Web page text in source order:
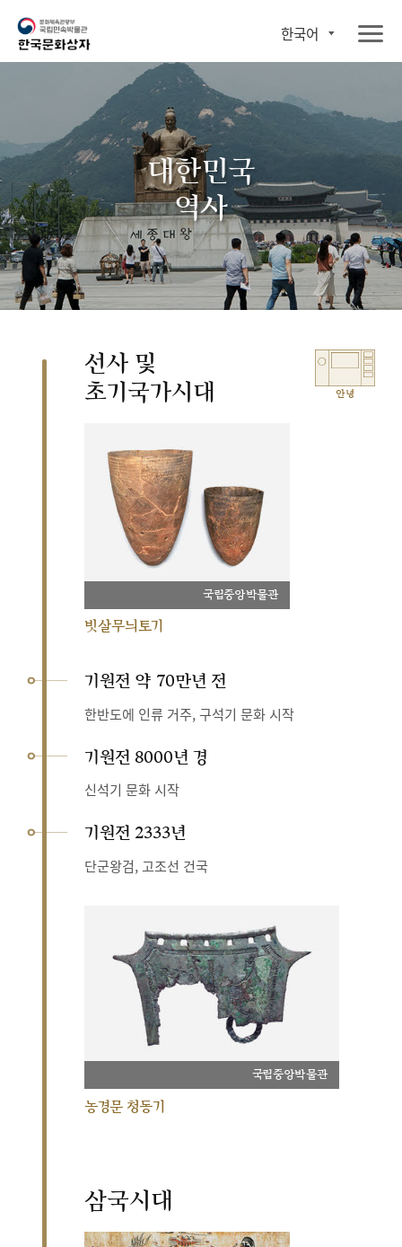
한국어
대한민국
역사
안녕
선사 및
초기국가시대
국립중앙박물관
빗살무늬토기
기원전 약 70만년 전
한반도에 인류 거주, 구석기 문화 시작
기원전 8000년 경
신석기 문화 시작
기원전 2333년
단군왕검, 고조선 건국
국립중앙박물관
농경문 청동기
삼국시대